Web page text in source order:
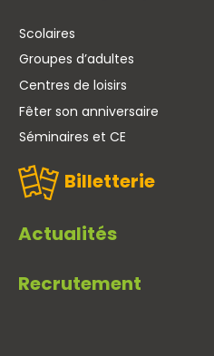
Scolaires
Groupes d’adultes
Centres de loisirs
Fêter son anniversaire
Séminaires et CE
Billetterie
Actualités
Recrutement